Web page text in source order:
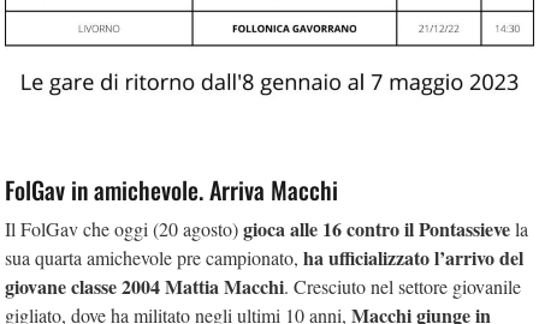
FolGav in amichevole. Arriva Macchi
Il FolGav che oggi (20 agosto)gioca alle 16 contro il Pontassievela
sua quarta amichevole pre campionato, ha ufficializzato l’arrivo del
giovane classe 2004 Mattia Macchi. Cresciuto nel settore giovanile
gigliato, dove ha militato negli ultimi 10 anni, Macchi giunge in